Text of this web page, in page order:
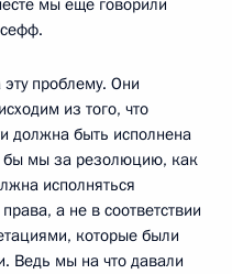
мы ещё говорили
проблему. Они
из того, что
должна быть исполнена
бы мы за резолюцию, как
исполняться
а не в соответствии
которые были
Ведь мы на что давали